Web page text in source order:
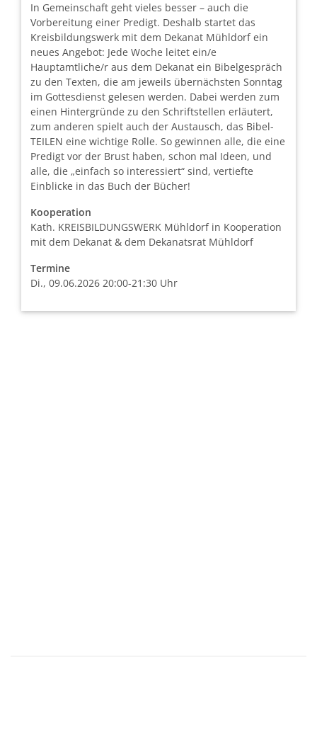
In Gemeinschaft geht vieles besser – auch die
Vorbereitung einer Predigt. Deshalb startet das
Kreisbildungswerk mit dem Dekanat Mühldorf ein
neues Angebot: Jede Woche leitet ein/e
Hauptamtliche/r aus dem Dekanat ein Bibelgespräch
zu den Texten, die am jeweils übernächsten Sonntag
im Gottesdienst gelesen werden. Dabei werden zum
einen Hintergründe zu den Schriftstellen erläutert,
zum anderen spielt auch der Austausch, das Bibel-
TEILEN eine wichtige Rolle. So gewinnen alle, die eine
Predigt vor der Brust haben, schon mal Ideen, und
alle, die „einfach so interessiert“ sind, vertiefte
Einblicke in das Buch der Bücher!
Kooperation
Kath. KREISBILDUNGSWERK Mühldorf in Kooperation
mit dem Dekanat & dem Dekanatsrat Mühldorf
Termine
Di., 09.06.2026 20:00-21:30 Uhr